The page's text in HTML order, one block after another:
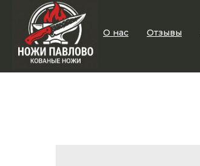
Отзывы
О нас